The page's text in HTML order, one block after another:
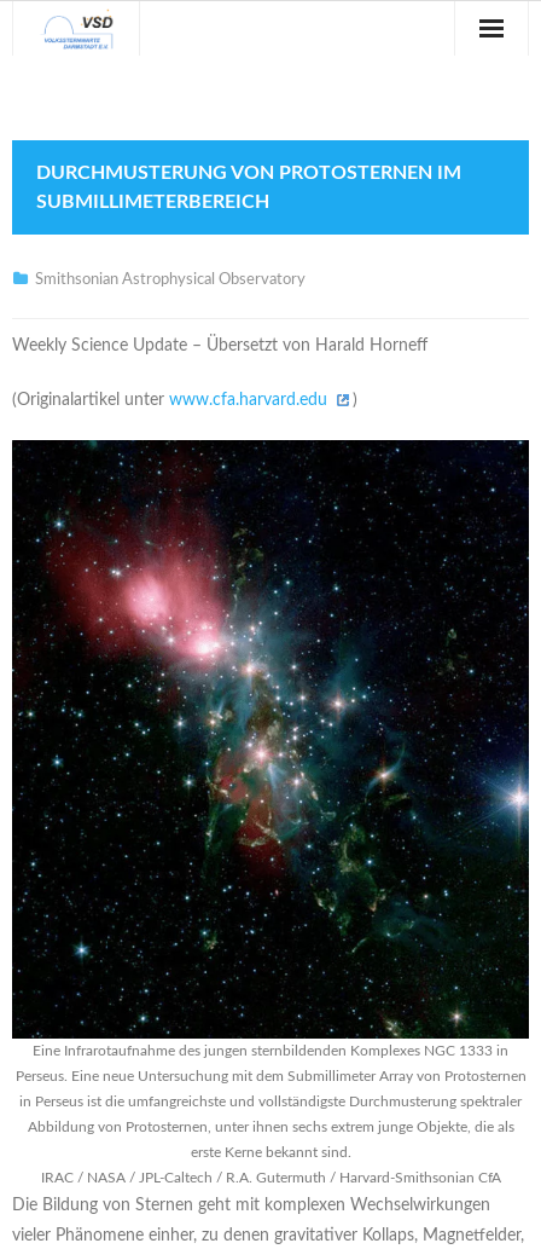
Veranstaltungen
Verein
DURCHMUSTERUNG VON PROTOSTERNEN IM
SUBMILLIMETERBEREICH
Smithsonian Astrophysical Observatory
Weekly Science Update – Übersetzt von Harald Horneff
(Originalartikel unter www.cfa.harvard.edu )
Eine Infrarotaufnahme des jungen sternbildenden Komplexes NGC 1333 in
Perseus. Eine neue Untersuchung mit dem Submillimeter Array von Protosternen
in Perseus ist die umfangreichste und vollständigste Durchmusterung spektraler
Abbildung von Protosternen, unter ihnen sechs extrem junge Objekte, die als
erste Kerne bekannt sind.
IRAC / NASA / JPL-Caltech / R.A. Gutermuth / Harvard-Smithsonian CfA
Die Bildung von Sternen geht mit komplexen Wechselwirkungen
vieler Phänomene einher, zu denen gravitativer Kollaps, Magnetfelder,